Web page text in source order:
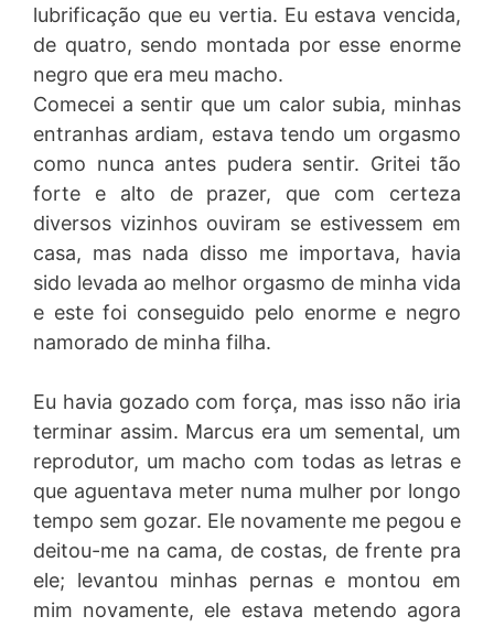
lubrificação que eu vertia. Eu estava vencida,
de quatro, sendo montada por esse enorme
negro que era meu macho.
Comecei a sentir que um calor subia, minhas
entranhas ardiam, estava tendo um orgasmo
como nunca antes pudera sentir. Gritei tão
forte e alto de prazer, que com certeza
diversos vizinhos ouviram se estivessem em
casa, mas nada disso me importava, havia
sido levada ao melhor orgasmo de minha vida
e este foi conseguido pelo enorme e negro
namorado de minha filha.
Eu havia gozado com força, mas isso não iria
terminar assim. Marcus era um semental, um
reprodutor, um macho com todas as letras e
que aguentava meter numa mulher por longo
tempo sem gozar. Ele novamente me pegou e
deitou-me na cama, de costas, de frente pra
ele; levantou minhas pernas e montou em
mim novamente, ele estava metendo agora